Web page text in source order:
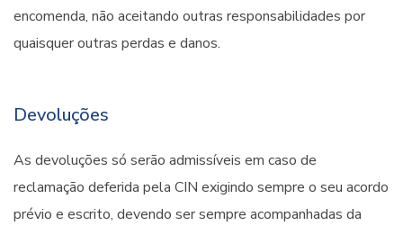
encomenda, não aceitando outras responsabilidades por
quaisquer outras perdas e danos.
Devoluções
As devoluções só serão admissíveis em caso de
reclamação deferida pela CIN exigindo sempre o seu acordo
prévio e escrito, devendo ser sempre acompanhadas da